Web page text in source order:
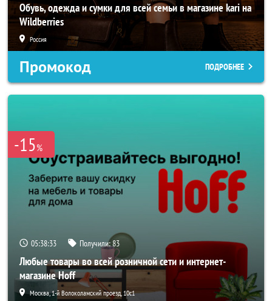
Обувь, одежда и сумки для всей семьи в магазине kari на
Wildberries
Россия
Промокод ПОДРОБНЕЕ
-15%
05:38:31 Получили:83
Любые товары во всей розничной сети и интернет-
магазине Hoff
Москва, 1-й Волоколамский проезд, 10с1